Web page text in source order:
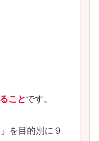
こと です。
を目的別に９